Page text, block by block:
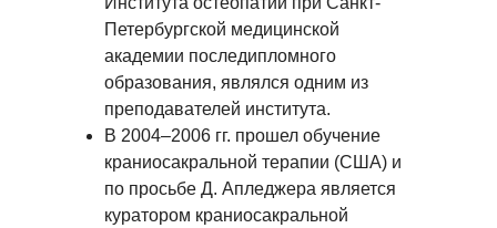
Петербургской медицинской
академии последипломного
образования, являлся одним из
преподавателей института.
В 2004–2006 гг. прошел обучение
краниосакральной терапии (США) и
по просьбе Д. Апледжера является
куратором краниосакральной